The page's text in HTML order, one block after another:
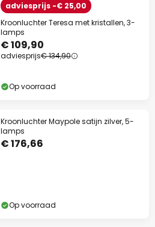
adviesprijs -€ 25,00
Kroonluchter Teresa met kristallen, 3-
lamps
€ 109,90
adviesprijs€ 134,90
Op voorraad
Kroonluchter Maypole satijn zilver, 5-
lamps
€ 176,66
Op voorraad